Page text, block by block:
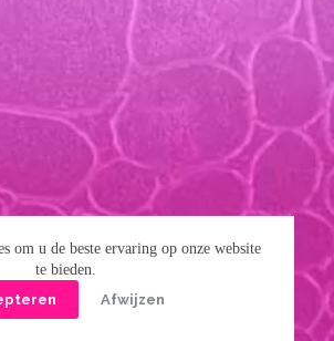
om u de beste ervaring op onze website
te bieden.
Afwijzen